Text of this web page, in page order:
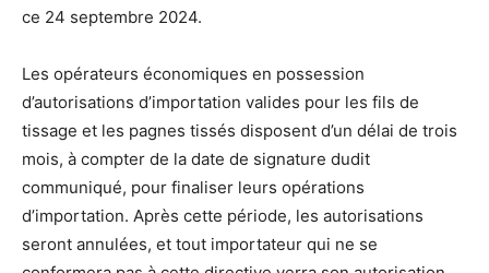
ce 24 septembre 2024.
Les opérateurs économiques en possession
d’autorisations d’importation valides pour les fils de
tissage et les pagnes tissés disposent d’un délai de trois
mois, à compter de la date de signature dudit
communiqué, pour finaliser leurs opérations
d’importation. Après cette période, les autorisations
seront annulées, et tout importateur qui ne se